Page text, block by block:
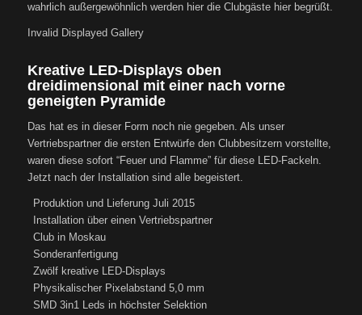
wahrlich außergewöhnlich werden hier die Clubgäste hier begrüßt.
Invalid Displayed Gallery
Kreative LED-Displays oben
dreidimensional mit einer nach vorne
geneigten Pyramide
Das hat es in dieser Form noch nie gegeben. Als unser
Vertriebspartner die ersten Entwürfe den Clubbesitzern vorstellte,
waren diese sofort “Feuer und Flamme” für diese LED-Fackeln.
Jetzt nach der Installation sind alle begeistert.
Produktion und Lieferung Juli 2015
Installation über einen Vertriebspartner
Club in Moskau
Sonderanfertigung
Zwölf kreative LED-Displays
Physikalischer Pixelabstand 5,0 mm
SMD 3in1 Leds in höchster Selektion